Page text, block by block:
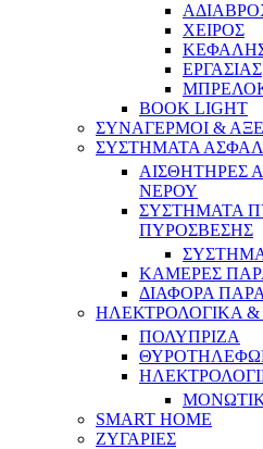
ΧΕΙΡΟΣ
ΕΡΓΑΣΙΑΣ
BOOK LIGHT
ΣΥΝΑΓΕΡΜΟΙ &
ΣΥΣΤΗΜΑΤΑ
ΑΙΣΘΗΤΗΡΕΣ
ΝΕΡΟΥ
ΣΥΣΤΗΜΑΤΑ
ΠΥΡΟΣΒΕΣΗΣ
ΚΑΜΕΡΕΣ
ΔΙΑΦΟΡΑ
ΗΛΕΚΤΡΟΛΟΓΙΚΑ
ΠΟΛΥΠΡΙΖΑ
SMART HOME
ΖΥΓΑΡΙΕΣ